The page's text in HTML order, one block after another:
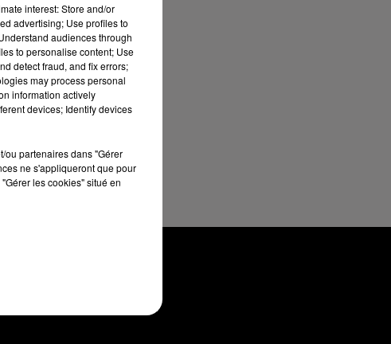
11
pour
interest: Store and/or
advertising; Use profiles to
audiences through
to personalise content; Use
detect fraud, and fix errors;
may process personal
information actively
devices; Identify devices
ou partenaires dans "Gérer
ne s'appliqueront que pour
les cookies" situé en